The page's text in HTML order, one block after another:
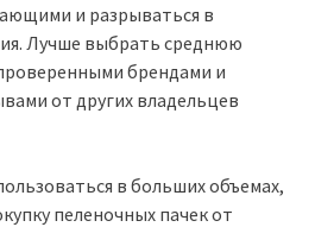
и разрываться в
Лучше выбрать среднюю
брендами и
от других владельцев
в больших объемах,
пеленочных пачек от